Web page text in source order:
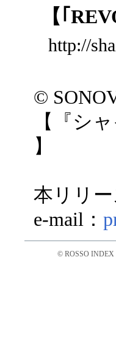
【｢
http://
©
【『シ
】
本リリ
e-mail：